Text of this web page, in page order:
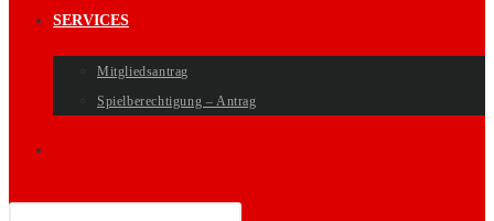
SERVICES
Mitgliedsantrag
Spielberechtigung – Antrag